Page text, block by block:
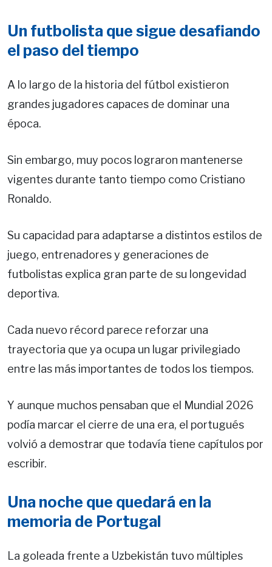
Un futbolista que sigue desafiando
el paso del tiempo
A lo largo de la historia del fútbol existieron
grandes jugadores capaces de dominar una
época.
Sin embargo, muy pocos lograron mantenerse
vigentes durante tanto tiempo como Cristiano
Ronaldo.
Su capacidad para adaptarse a distintos estilos de
juego, entrenadores y generaciones de
futbolistas explica gran parte de su longevidad
deportiva.
Cada nuevo récord parece reforzar una
trayectoria que ya ocupa un lugar privilegiado
entre las más importantes de todos los tiempos.
Y aunque muchos pensaban que el Mundial 2026
podía marcar el cierre de una era, el portugués
volvió a demostrar que todavía tiene capítulos por
escribir.
Una noche que quedará en la
memoria de Portugal
La goleada frente a Uzbekistán tuvo múltiples